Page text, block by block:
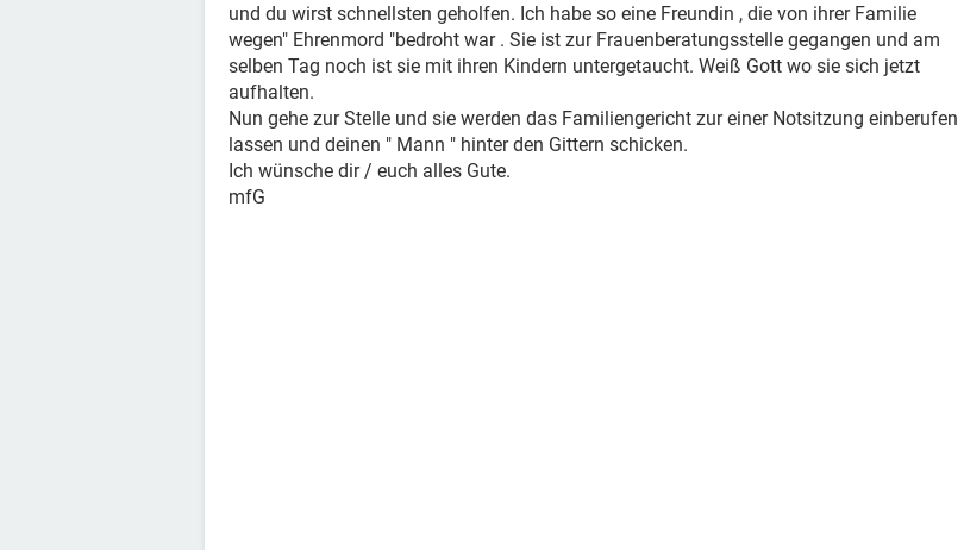
und du wirst schnellsten geholfen. Ich habe so eine Freundin , die von ihrer Familie
wegen" Ehrenmord "bedroht war . Sie ist zur Frauenberatungsstelle gegangen und am
selben Tag noch ist sie mit ihren Kindern untergetaucht. Weiß Gott wo sie sich jetzt
aufhalten.
Nun gehe zur Stelle und sie werden das Familiengericht zur einer Notsitzung einberufen
lassen und deinen " Mann " hinter den Gittern schicken.
Ich wünsche dir / euch alles Gute.
mfG